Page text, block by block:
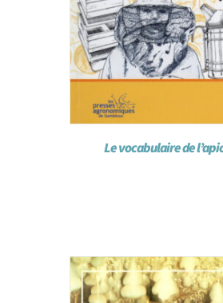
Le vocabulaire de